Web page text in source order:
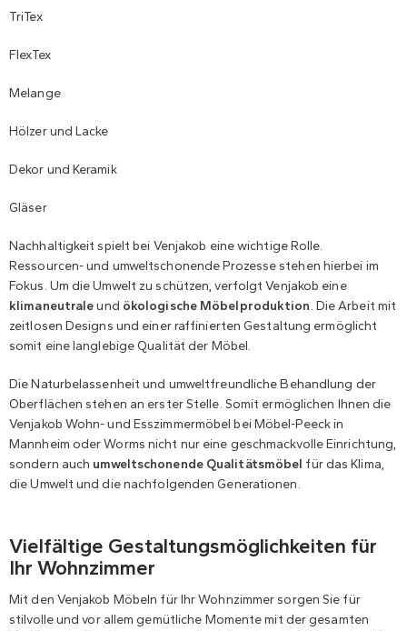
TriTex
FlexTex
Melange
Hölzer und Lacke
Dekor und Keramik
Gläser
Nachhaltigkeit spielt bei Venjakob eine wichtige Rolle.
Ressourcen- und umweltschonende Prozesse stehen hierbei im
Fokus. Um die Umwelt zu schützen, verfolgt Venjakob eine
klimaneutraleund ökologische Möbelproduktion. Die Arbeit mit
zeitlosen Designs und einer raffinierten Gestaltung ermöglicht
somit eine langlebige Qualität der Möbel.
Die Naturbelassenheit und umweltfreundliche Behandlung der
Oberflächen stehen an erster Stelle. Somit ermöglichen Ihnen die
Venjakob Wohn- und Esszimmermöbel bei Möbel-Peeck in
Mannheim oder Worms nicht nur eine geschmackvolle Einrichtung,
sondern auch umweltschonende Qualitätsmöbel für das Klima,
die Umwelt und die nachfolgenden Generationen.
Vielfältige Gestaltungsmöglichkeiten für
Ihr Wohnzimmer
Mit den Venjakob Möbeln für Ihr Wohnzimmer sorgen Sie für
stilvolle und vor allem gemütliche Momente mit der gesamten